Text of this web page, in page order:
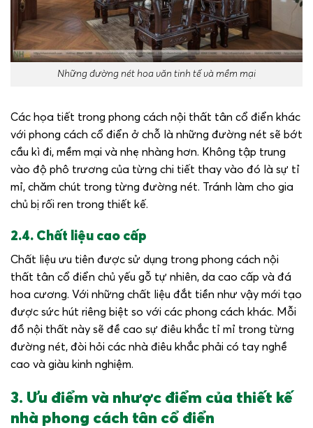
Những đường nét hoa văn tinh tế và mềm mại
Các họa tiết trong phong cách nội thất tân cổ điển khác
với phong cách cổ điển ở chỗ là những đường nét sẽ bớt
cầu kì đi, mềm mại và nhẹ nhàng hơn. Không tập trung
vào độ phô trương của từng chi tiết thay vào đó là sự tỉ
mỉ, chăm chút trong từng đường nét. Tránh làm cho gia
chủ bị rối ren trong thiết kế.
2.4. Chất liệu cao cấp
Chất liệu ưu tiên được sử dụng trong phong cách nội
thất tân cổ điển chủ yếu gỗ tự nhiên, da cao cấp và đá
hoa cương. Với những chất liệu đắt tiền như vậy mới tạo
được sức hút riêng biệt so với các phong cách khác. Mỗi
đồ nội thất này sẽ đề cao sự điêu khắc tỉ mỉ trong từng
đường nét, đòi hỏi các nhà điêu khắc phải có tay nghề
cao và giàu kinh nghiệm.
3. Ưu điểm và nhược điểm của thiết kế
nhà phong cách tân cổ điển